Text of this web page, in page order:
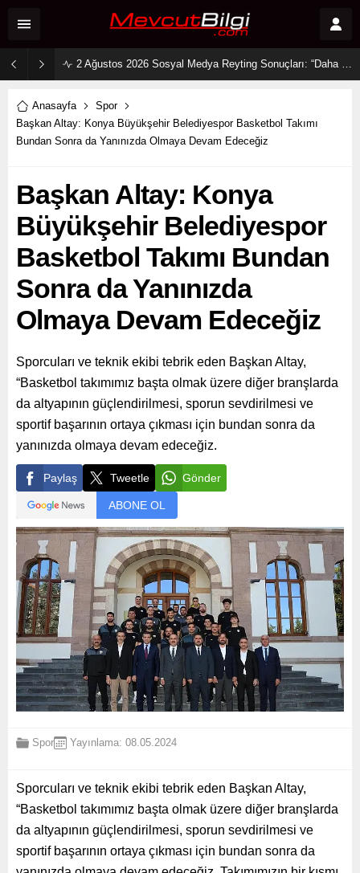
2 Ağustos 2026 Sosyal Medya Reyting Sonuçları: “Daha 17” Ekranlara Ambargo Koydu!
Anasayfa
Spor
Başkan Altay: Konya Büyükşehir Belediyespor Basketbol Takımı
Bundan Sonra da Yanınızda Olmaya Devam Edeceğiz
Başkan Altay: Konya
Büyükşehir Belediyespor
Basketbol Takımı Bundan
Sonra da Yanınızda
Olmaya Devam Edeceğiz
Sporcuları ve teknik ekibi tebrik eden Başkan Altay,
“Basketbol takımımız başta olmak üzere diğer branşlarda
da altyapının güçlendirilmesi, sporun sevdirilmesi ve
sportif başarının ortaya çıkması için bundan sonra da
yanınızda olmaya devam edeceğiz.
Paylaş Tweetle Gönder
ABONE OL
Spor Yayınlama: 08.05.2024
Sporcuları ve teknik ekibi tebrik eden Başkan Altay,
“Basketbol takımımız başta olmak üzere diğer branşlarda
da altyapının güçlendirilmesi, sporun sevdirilmesi ve
sportif başarının ortaya çıkması için bundan sonra da